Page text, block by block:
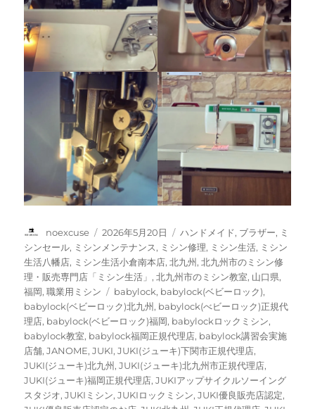
投
稿
者
noexcuse
投
稿
日:
2026年5月20日
カ
テ
ゴ
リ
ー
ハンドメイド, ブラザー, ミ
シンセール, ミシンメンテナンス, ミシン修理, ミシン生活, ミシン
生活八幡店, ミシン生活小倉南本店,北九州 ,北九州市のミシン修
理・販売専門店「ミシン生活」 ,北九州市のミシン教室, 山口県,
福岡,職業用ミシン
タ
グ
babylock, babylock(ベビーロック),
babylock(ベビーロック)北九州 , babylock(べビーロック)正規代
理店, babylock(ベビーロック)福岡, babylockロックミシン,
babylock教室, babylock福岡正規代理店, babylock講習会実施
店舗,JANOME,JUKI,JUKI(ジューキ)下関市正規代理店,
JUKI(ジューキ)北九州 ,JUKI(ジューキ)北九州市正規代理店,
JUKI(ジューキ)福岡正規代理店,JUKIアップサイクルソーイング
スタジオ,JUKIミシン,JUKIロックミシン,JUKI優良販売店認定,